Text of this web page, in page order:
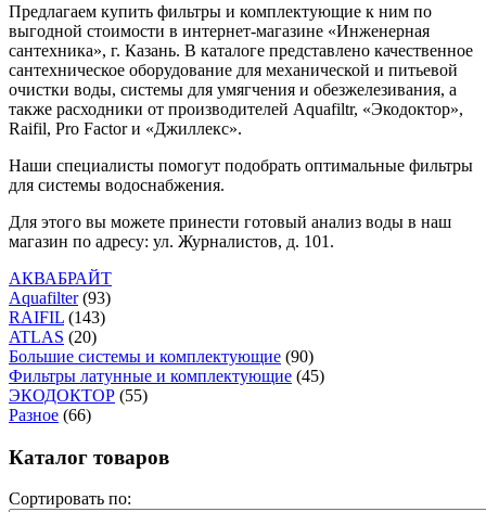
Предлагаем купить фильтры и комплектующие к ним по
выгодной стоимости в интернет-магазине «Инженерная
сантехника», г. Казань. В каталоге представлено качественное
сантехническое оборудование для механической и питьевой
очистки воды, системы для умягчения и обезжелезивания, а
также расходники от производителей Aquafiltr, «Экодоктор»,
Raifil, Pro Factor и «Джиллекс».
Наши специалисты помогут подобрать оптимальные фильтры
для системы водоснабжения.
Для этого вы можете принести готовый анализ воды в наш
магазин по адресу: ул. Журналистов, д. 101.
АКВАБРАЙТ
Aquafilter (93)
RAIFIL (143)
ATLAS (20)
Большие системы и комплектующие (90)
Фильтры латунные и комплектующие (45)
ЭКОДОКТОР (55)
Разное (66)
Каталог товаров
Сортировать по: